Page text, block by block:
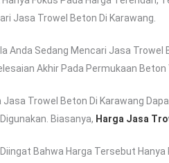
Jasa Trowel Beton Di Karawang.
Anda Sedang Mencari Jasa Trowel
Akhir Pada Permukaan
Jasa Trowel Beton Di Karawang
Biasanya, Harga Jasa
Bahwa Harga Tersebut